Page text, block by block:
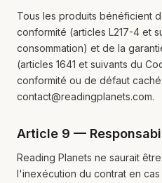
Tous les produits bénéficient
conformité (articles L217-4 et
consommation) et de la
(articles 1641 et suivants du
conformité ou de défaut
contact@readingplanets.com.
Article 9 —
Reading Planets ne saurait
l'inexécution du contrat en